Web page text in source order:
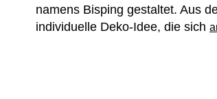
namens Bisping gestaltet. Aus
individuelle Deko-Idee, die sich